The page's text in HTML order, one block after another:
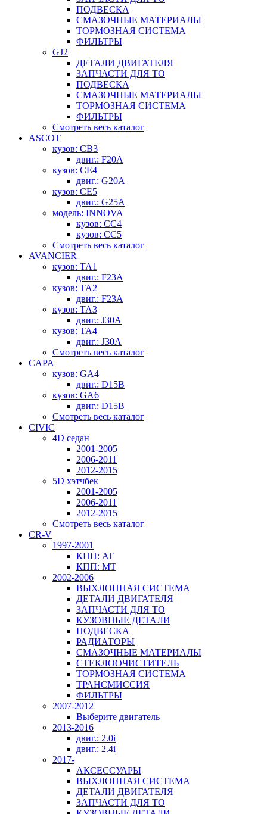
ПОДВЕСКА
СМАЗОЧНЫЕ МАТЕРИАЛЫ
ТОРМОЗНАЯ СИСТЕМА
ФИЛЬТРЫ
GJ2
ДЕТАЛИ ДВИГАТЕЛЯ
ЗАПЧАСТИ ДЛЯ ТО
ПОДВЕСКА
СМАЗОЧНЫЕ МАТЕРИАЛЫ
ТОРМОЗНАЯ СИСТЕМА
ФИЛЬТРЫ
Смотреть весь каталог
ASCOT
кузов: CB3
двиг.: F20A
кузов: CE4
двиг.: G20A
кузов: CE5
двиг.: G25A
модель: INNOVA
кузов: CC4
кузов: CC5
Смотреть весь каталог
AVANCIER
кузов: TA1
двиг.: F23A
кузов: TA2
двиг.: F23A
кузов: TA3
двиг.: J30A
кузов: TA4
двиг.: J30A
Смотреть весь каталог
CAPA
кузов: GA4
двиг.: D15B
кузов: GA6
двиг.: D15B
Смотреть весь каталог
CIVIC
4D седан
2001-2005
2006-2011
2012-2015
5D хэтчбек
2001-2005
2006-2011
2012-2015
Смотреть весь каталог
CR-V
1997-2001
КПП: AT
КПП: MT
2002-2006
ВЫХЛОПНАЯ СИСТЕМА
ДЕТАЛИ ДВИГАТЕЛЯ
ЗАПЧАСТИ ДЛЯ ТО
КУЗОВНЫЕ ДЕТАЛИ
ПОДВЕСКА
РАДИАТОРЫ
СМАЗОЧНЫЕ МАТЕРИАЛЫ
СТЕКЛООЧИСТИТЕЛЬ
ТОРМОЗНАЯ СИСТЕМА
ТРАНСМИССИЯ
ФИЛЬТРЫ
2007-2012
Выберите двигатель
2013-2016
двиг.: 2.0i
двиг.: 2.4i
2017-
АКСЕССУАРЫ
ВЫХЛОПНАЯ СИСТЕМА
ДЕТАЛИ ДВИГАТЕЛЯ
ЗАПЧАСТИ ДЛЯ ТО